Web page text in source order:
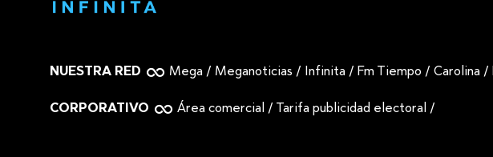
NUESTRA RED Mega / Meganoticias / Infinita / Fm Tiempo /Carolina /
CORPORATIVO Área comercial / Tarifa publicidad electoral /